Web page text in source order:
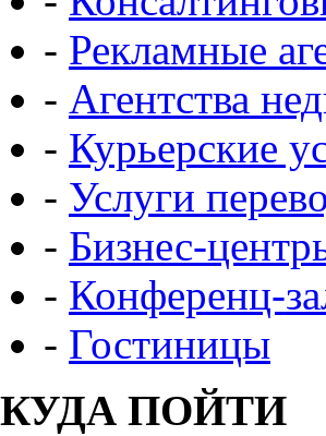
- Рекламные
- Агентства
- Курьерские
- Услуги
- Бизнес-
- Конференц-
- Гостиницы
КУДА ПОЙТИ